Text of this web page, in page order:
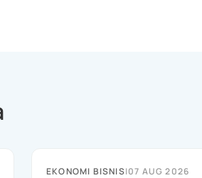
EKONOMI BISNIS|07 AUG 2026